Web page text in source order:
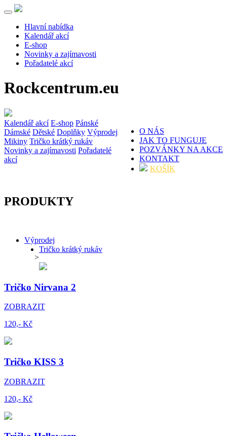
Hlavní nabídka
Kalendář akcí
E-shop
Novinky a zajímavosti
Pořadatelé akcí
Rockcentrum.eu
O NÁS
JAK TO FUNGUJE
POZVÁNKY NA AKCE
KONTAKT
KOŠÍK
Kalendář akcí E-shop Pánské
Dámské Dětské Doplňky Výprodej
Mikiny Tričko krátký rukáv
Novinky a zajímavosti Pořadatelé
akcí
PRODUKTY
Výprodej
>
Tričko krátký rukáv
Tričko Nirvana 2
ZOBRAZIT
120,- Kč
Tričko KISS 3
ZOBRAZIT
120,- Kč